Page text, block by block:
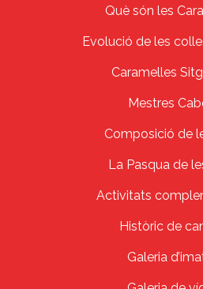
Què són les
Evolució de les
Caramelles
Mestres
Composició de
La Pasqua de
Activitats
Històric de
Galeria